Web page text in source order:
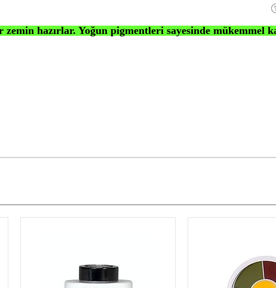
hazırlar. Yoğun pigmentleri sayesinde mükemmel